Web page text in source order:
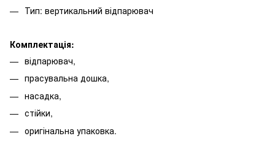
Тип: вертикальний відпарювач
Комплектація:
відпарювач,
прасувальна дошка,
насадка,
стійки,
оригінальна упаковка.